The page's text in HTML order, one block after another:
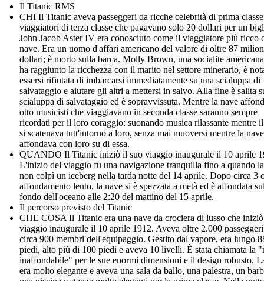
Il Titanic RMS
CHI Il Titanic aveva passeggeri da ricche celebrità di prima
viaggiatori di terza classe che pagavano solo 20 dollari per un
John Jacob Aster IV era conosciuto come il viaggiatore più ricco
nave. Era un uomo d'affari americano del valore di oltre 87
dollari; è morto sulla barca. Molly Brown, una socialite
ha raggiunto la ricchezza con il marito nel settore minerario, è
essersi rifiutata di imbarcarsi immediatamente su una scialuppa di
salvataggio e aiutare gli altri a mettersi in salvo. Alla fine è salita
scialuppa di salvataggio ed è sopravvissuta. Mentre la nave
otto musicisti che viaggiavano in seconda classe saranno sempre
ricordati per il loro coraggio: suonando musica rilassante mentre
si scatenava tutt'intorno a loro, senza mai muoversi mentre la nave
affondava con loro su di essa.
QUANDO Il Titanic iniziò il suo viaggio inaugurale il 10 aprile
L'inizio del viaggio fu una navigazione tranquilla fino a quando
non colpì un iceberg nella tarda notte del 14 aprile. Dopo circa 3
affondamento lento, la nave si è spezzata a metà ed è affondata
fondo dell'oceano alle 2:20 del mattino del 15 aprile.
Il percorso previsto del Titanic
CHE COSA Il Titanic era una nave da crociera di lusso che
viaggio inaugurale il 10 aprile 1912. Aveva oltre 2.000
circa 900 membri dell'equipaggio. Gestito dal vapore, era lungo
piedi, alto più di 100 piedi e aveva 10 livelli. È stata chiamata la
inaffondabile" per le sue enormi dimensioni e il design robusto.
era molto elegante e aveva una sala da ballo, una palestra, un